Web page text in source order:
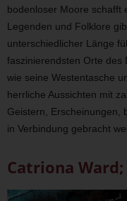
bodenloser Moore schafft
Legenden und Folklore
unterschiedlicher Länge
faszinierendsten Orte des
wie seine Westentasche
herrliche Aussichten mit
Geistern, Erscheinungen,
in Verbindung gebracht
Catriona